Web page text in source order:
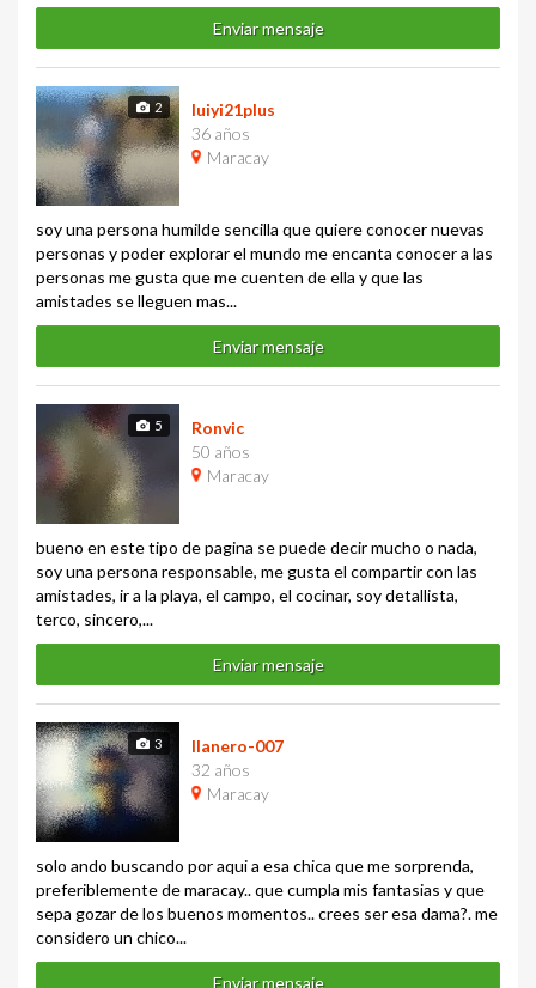
Enviar mensaje
2
luiyi21plus
36 años
Maracay
soy una persona humilde sencilla que quiere conocer nuevas
personas y poder explorar el mundo me encanta conocer a las
personas me gusta que me cuenten de ella y que las
amistades se lleguen mas...
Enviar mensaje
5
Ronvic
50 años
Maracay
bueno en este tipo de pagina se puede decir mucho o nada,
soy una persona responsable, me gusta el compartir con las
amistades, ir a la playa, el campo, el cocinar, soy detallista,
terco, sincero,...
Enviar mensaje
3
llanero-007
32 años
Maracay
solo ando buscando por aqui a esa chica que me sorprenda,
preferiblemente de maracay.. que cumpla mis fantasias y que
sepa gozar de los buenos momentos.. crees ser esa dama?. me
considero un chico...
Enviar mensaje